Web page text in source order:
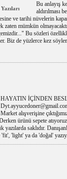
Bu anlayış
aldırılması
ve tarihi nüvelerin
zaten mümkün
Bu sözleri
Biz de yüzlerce kez
HAYATIN İÇİNDEN
Market alışverişine
ürünü sepete
saklıdır.
'light' ya da 'doğal'